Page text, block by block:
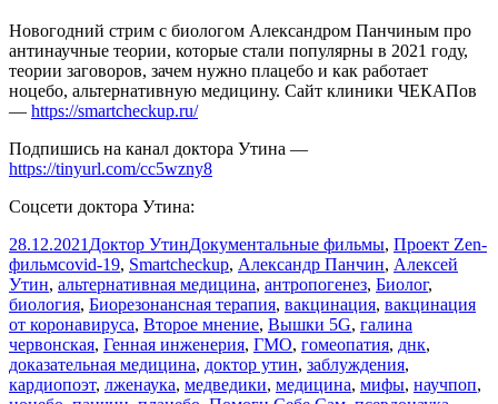
Новогодний стрим с биологом Александром Панчиным про
антинаучные теории, которые стали популярны в 2021 году,
теории заговоров, зачем нужно плацебо и как работает
ноцебо, альтернативную медицину. Сайт клиники ЧЕКАПов
— https://smartcheckup.ru/
Подпишись на канал доктора Утина —
https://tinyurl.com/cc5wzny8
Соцсети доктора Утина:
Опубликовано
28.12.2021 Автор
Доктор УтинРубрики
Документальные фильмы, Проект Zen-
фильмМетки
covid-19, Smartcheckup, Александр Панчин, Алексей
Утин, альтернативная медицина, антропогенез, Биолог,
биология, Биорезонансная терапия, вакцинация, вакцинация
от коронавируса, Второе мнение, Вышки 5G, галина
червонская, Генная инженерия, ГМО, гомеопатия, днк,
доказательная медицина, доктор утин, заблуждения,
кардиопоэт, лженаука, медведики, медицина, мифы, научпоп,